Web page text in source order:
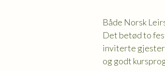
Både Norsk
Det betød to
inviterte gjester
og godt